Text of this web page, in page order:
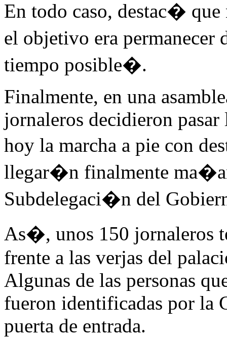
En todo caso, destac� que
el objetivo era
tiempo posible�.
Finalmente, en una
jornaleros decidieron
hoy la marcha a pie con
llegar�n finalmente
Subdelegaci�n del
As�, unos 150 jornaleros
frente a las verjas del
Algunas de las personas
fueron identificadas por la
puerta de entrada.